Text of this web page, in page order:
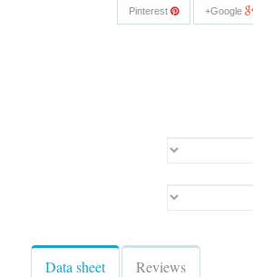
Data sheet Reviews